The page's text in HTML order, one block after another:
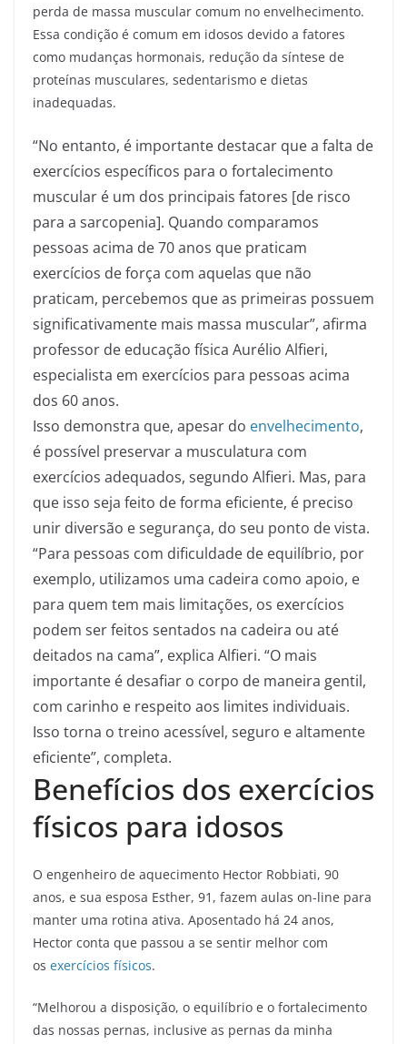
perda de massa muscular comum no envelhecimento.
Essa condição é comum em idosos devido a fatores
como mudanças hormonais, redução da síntese de
proteínas musculares, sedentarismo e dietas
inadequadas.
“No entanto, é importante destacar que a falta de
exercícios específicos para o fortalecimento
muscular é um dos principais fatores [de risco
para a sarcopenia]. Quando comparamos
pessoas acima de 70 anos que praticam
exercícios de força com aquelas que não
praticam, percebemos que as primeiras possuem
significativamente mais massa muscular”, afirma
professor de educação física Aurélio Alfieri,
especialista em exercícios para pessoas acima
dos 60 anos.
Isso demonstra que, apesar do envelhecimento,
é possível preservar a musculatura com
exercícios adequados, segundo Alfieri. Mas, para
que isso seja feito de forma eficiente, é preciso
unir diversão e segurança, do seu ponto de vista.
“Para pessoas com dificuldade de equilíbrio, por
exemplo, utilizamos uma cadeira como apoio, e
para quem tem mais limitações, os exercícios
podem ser feitos sentados na cadeira ou até
deitados na cama”, explica Alfieri. “O mais
importante é desafiar o corpo de maneira gentil,
com carinho e respeito aos limites individuais.
Isso torna o treino acessível, seguro e altamente
eficiente”, completa.
Benefícios dos exercícios
físicos para idosos
O engenheiro de aquecimento Hector Robbiati, 90
anos, e sua esposa Esther, 91, fazem aulas on-line para
manter uma rotina ativa. Aposentado há 24 anos,
Hector conta que passou a se sentir melhor com
os exercícios físicos.
“Melhorou a disposição, o equilíbrio e o fortalecimento
das nossas pernas, inclusive as pernas da minha